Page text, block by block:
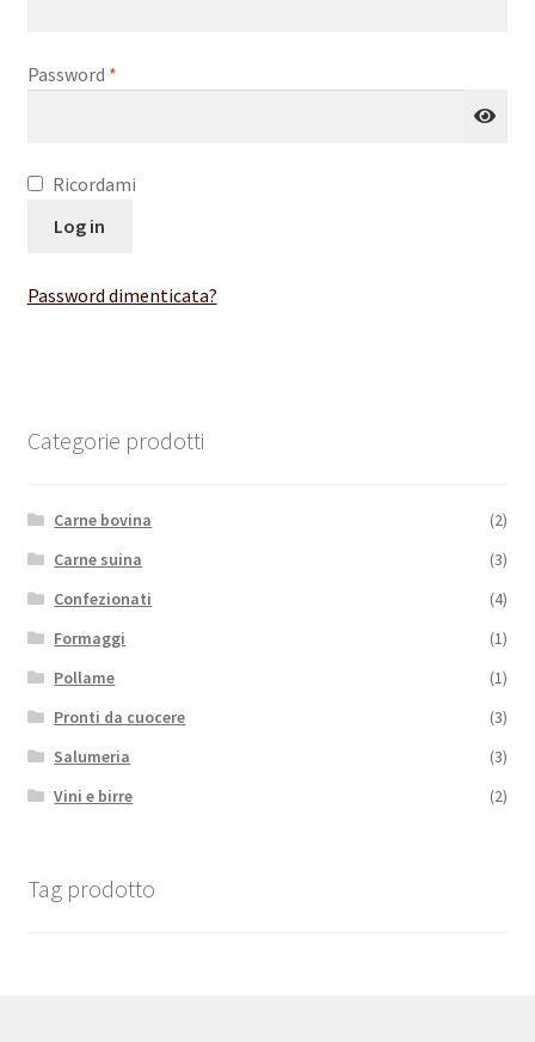
Password *Richiesto
Ricordami
Log in
Password dimenticata?
Categorie prodotti
Carne bovina
(2)
Carne suina
(3)
Confezionati
(4)
Formaggi
(1)
Pollame
(1)
Pronti da cuocere
(3)
Salumeria
(3)
Vini e birre
(2)
Tag prodotto